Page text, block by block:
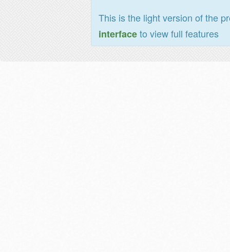
This is the light version of the
interfaceto view full features